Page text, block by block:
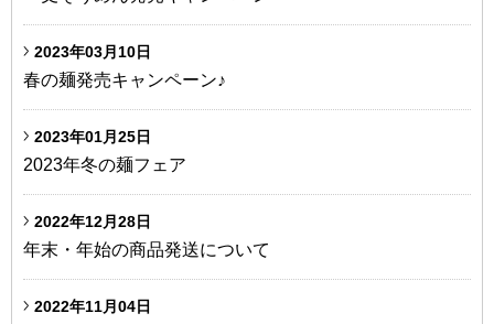
2023年03月10日
春の麺発売キャンペーン♪
2023年01月25日
2023年冬の麺フェア
2022年12月28日
年末・年始の商品発送について
2022年11月04日